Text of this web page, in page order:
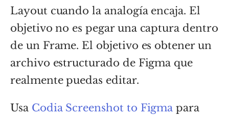
Layout cuando la analogía encaja. El
objetivo no es pegar una captura dentro
de un Frame. El objetivo es obtener un
archivo estructurado de Figma que
realmente puedas editar.
Usa Codia Screenshot to Figma para